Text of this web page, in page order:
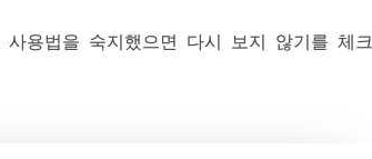
용법을 숙지했으면 다시 보지 않기를 체크